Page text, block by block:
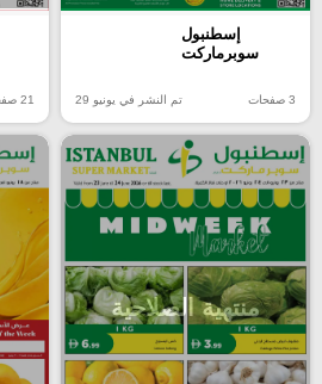
إسطنبول
سوبرماركت
3 صفحات تم النشر في يونيو 29 21 صفحات
منتهية الصلاحية